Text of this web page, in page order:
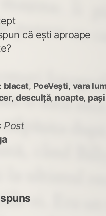
că ești aproape
blacat, PoeVești, vara
,desculță, noapte,
PostPrevious